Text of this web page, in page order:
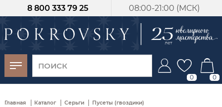
08:00-21:00 (МСК)
8 800 333 79 25
0 0
Главная | Каталог | Серьги | Пусеты (гвоздики)
-30%
от 15 дней с
момента оплаты